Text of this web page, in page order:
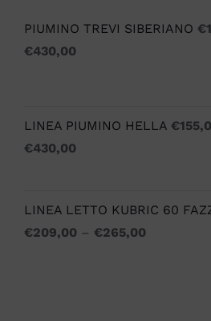
PIUMINO TREVI SIBERIANO €
€430,00
LINEA PIUMINO HELLA €
€430,00
LINEA LETTO KUBRIC 60
€209,00 – €265,00